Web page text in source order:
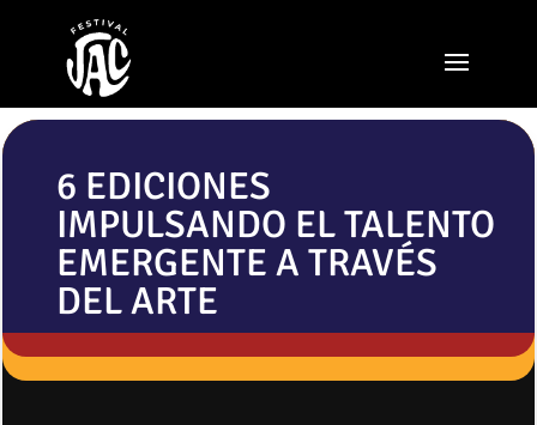
6 EDICIONES
IMPULSANDO EL TALENTO
EMERGENTE A TRAVÉS
DEL ARTE